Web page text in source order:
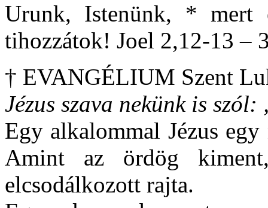
Urunk, Istenünk, * mert
tihozzátok! Joel 2,12-13 –
† EVANGÉLIUM Szent
Jézus szava nekünk is
Egy alkalommal Jézus
Amint az ördög
elcsodálkozott rajta.